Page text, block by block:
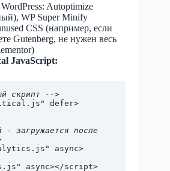
Autoptimize
WP Super Minify
CSS (например, если
Gutenberg, не нужен весь
JavaScript:
скрипт -->
defer>
- загружается после
async>